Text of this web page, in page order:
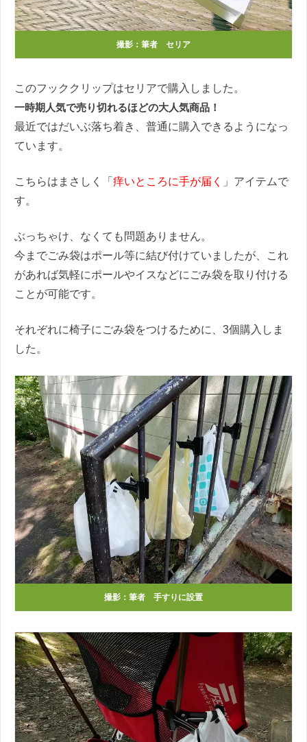
撮影：筆者 セリア
このフッククリップはセリアで購入しました。
一時期人気で売り切れるほどの大人気商品！
最近ではだいぶ落ち着き、普通に購入できるようになっ
ています。
こちらはまさしく「 痒いところに手が届く
」アイテムで
す。
ぶっちゃけ、なくても問題ありません。
今までごみ袋はポール等に結び付けていましたが、これ
があれば気軽にポールやイスなどにごみ袋を取り付ける
ことが可能です。
それぞれに椅子にごみ袋をつけるために、3個購入しま
した。
撮影：筆者 手すりに設置